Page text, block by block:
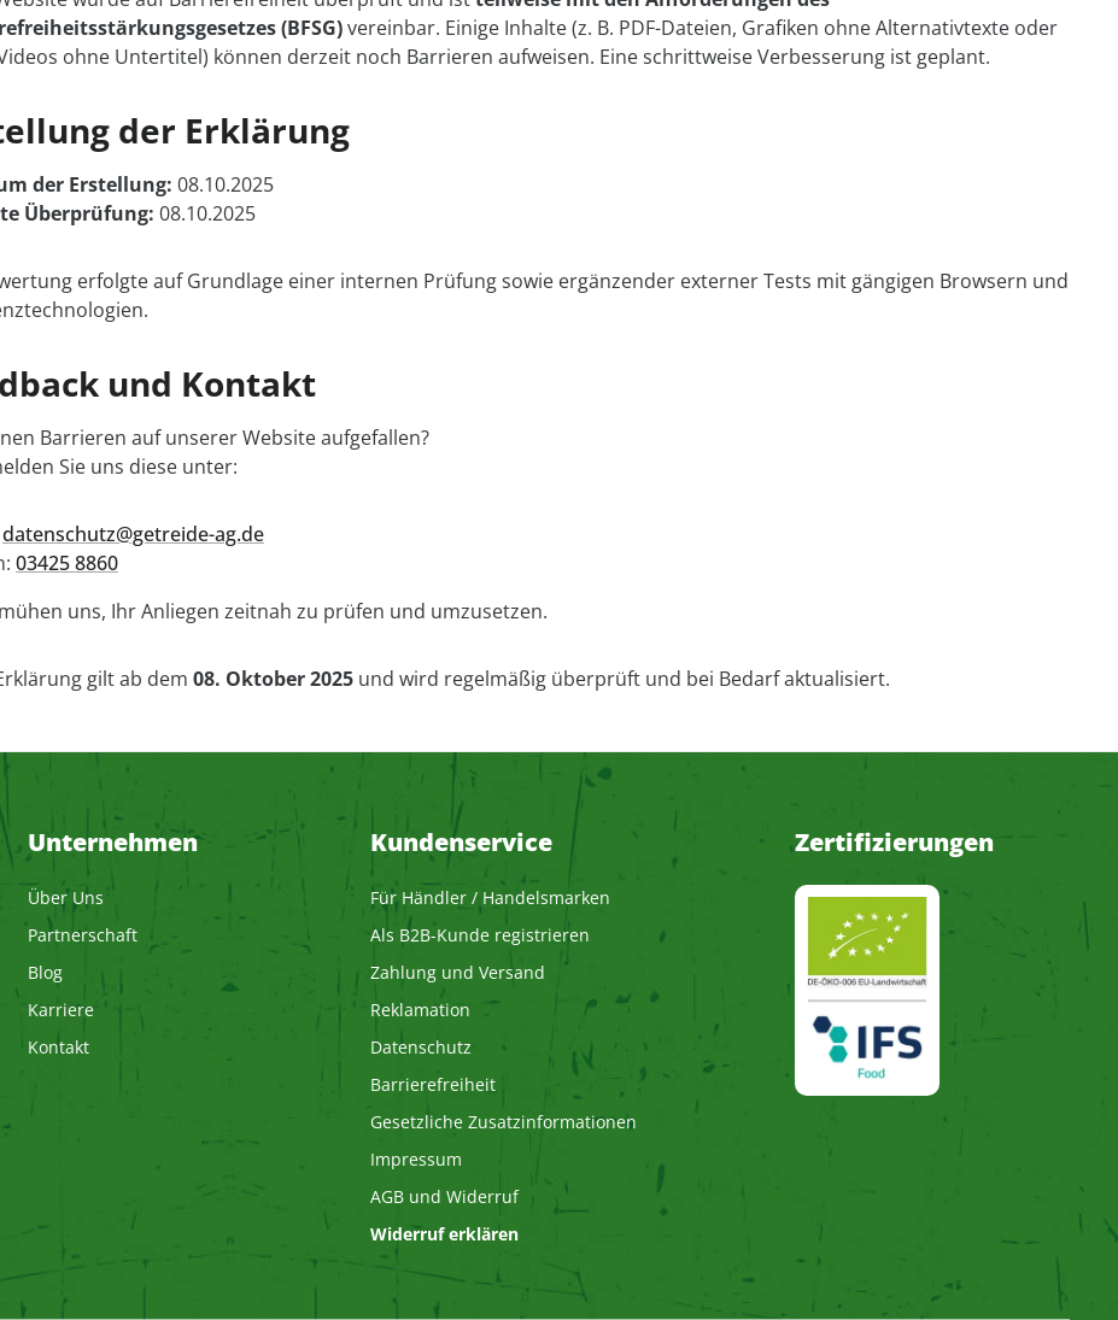
(BFSG)vereinbar. Einige Inhalte (z. B. PDF-Dateien, Grafiken ohne Alternativtexte oder
ohne Untertitel) können derzeit noch Barrieren aufweisen. Eine schrittweise Verbesserung ist geplant.
der Erklärung
der Erstellung: 08.10.2025
Überprüfung: 08.10.2025
erfolgte auf Grundlage einer internen Prüfung sowie ergänzender externer Tests mit gängigen Browsern und
und Kontakt
Barrieren auf unserer Website aufgefallen?
Sie uns diese unter:
datenschutz@getreide-ag.de
03425 8860
uns, Ihr Anliegen zeitnah zu prüfen und umzusetzen.
gilt ab dem 08. Oktober 2025 und wird regelmäßig überprüft und bei Bedarf aktualisiert.
Unternehmen
Über Uns
Partnerschaft
Blog
Karriere
Kontakt
Kundenservice
Für Händler / Handelsmarken
Als B2B-Kunde registrieren
Zahlung und Versand
Reklamation
Datenschutz
Barrierefreiheit
Gesetzliche Zusatzinformationen
Impressum
AGB und Widerruf
Widerruf erklären
Zertifizierungen